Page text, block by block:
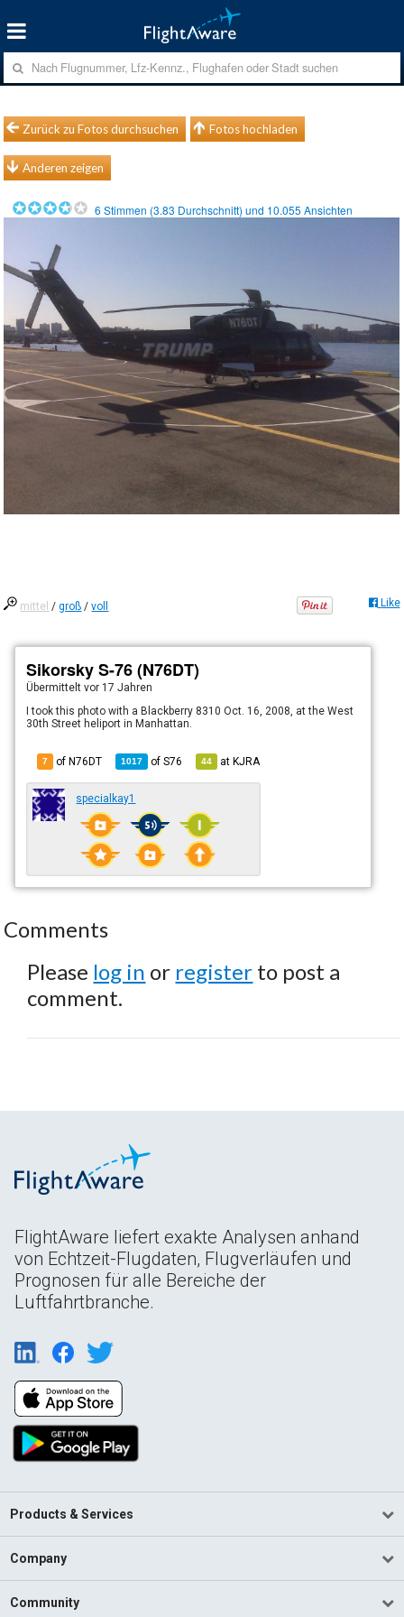
Zurück zu Fotos durchsuchen Fotos hochladen
Anderen zeigen
6 Stimmen (3.83 Durchschnitt) und 10.055 Ansichten
mittel /groß /voll Like
Sikorsky S-76 (N76DT)
Übermitteltvor 17 Jahren
I took this photo with a Blackberry 8310 Oct. 16, 2008, at the West
30th Street heliport in Manhattan.
7 of N76DT 1017 ofS76 44 atKJRA
specialkay1
Comments
Please log in or register to post a
comment.
FlightAware liefert exakte Analysen anhand
von Echtzeit-Flugdaten, Flugverläufen und
Prognosen für alle Bereiche der
Luftfahrtbranche.
Products & Services
Company
Community